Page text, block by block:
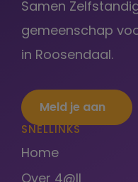
Samen
gemeenschap
in Roosendaal.
Meld je aan
SNELLINKS
Home
Over 4@ll